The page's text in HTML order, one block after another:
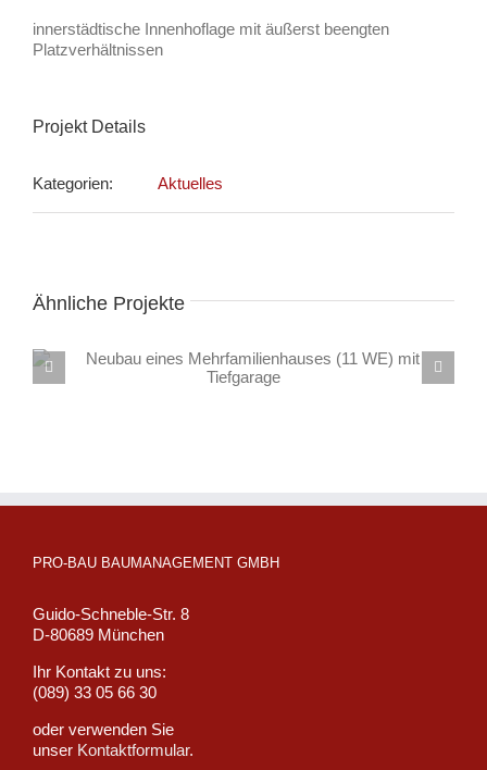
innerstädtische Innenhoflage mit äußerst beengten
Platzverhältnissen
Projekt Details
Kategorien: Aktuelles
Ähnliche Projekte
Umbau, Sanierung und Erweiterung eines Wohnhauses
PRO-BAU BAUMANAGEMENT GMBH
Guido-Schneble-Str. 8
D-80689 München
Ihr Kontakt zu uns:
(089) 33 05 66 30
oder verwenden Sie
unser Kontaktformular.